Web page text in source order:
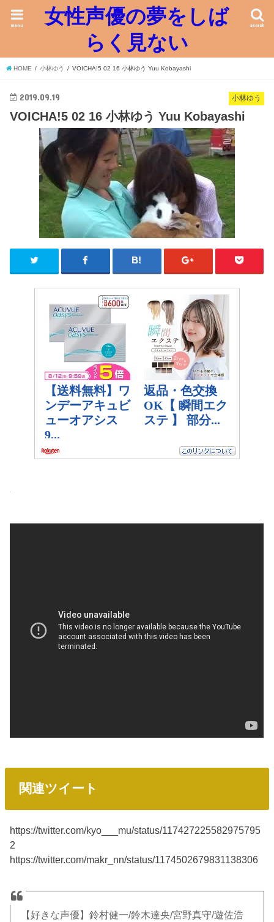
女性声優の夢をしば
らく見ない
search
menu
HOME 小林ゆう VOICHA!5 02 16 小林ゆう Yuu Kobayashi
小林ゆう
2019.09.19
VOICHA!5 02 16 小林ゆう Yuu Kobayashi
関連ツイート
https://twitter.com/kyo___mu/status/117427225582975795
2
https://twitter.com/makr_nn/status/1174502679831138306
【好きな声優】鈴村健一/鈴木達央/宮野真守/遊佐浩